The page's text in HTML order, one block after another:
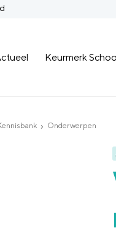
Keurmerk
Onderwerpen